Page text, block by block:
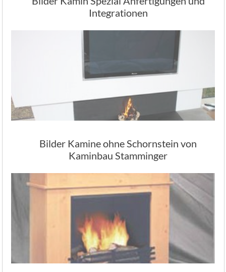
Integrationen
Bilder Kamine ohne Schornstein von
Kaminbau Stamminger